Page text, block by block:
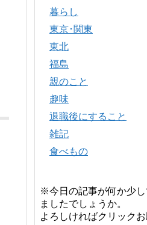
暮らし
東京･関東
東北
福島
親のこと
趣味
退職後にすること
雑記
食べもの
※今日の記事が何か少し
ましたでし
よろしければクリック